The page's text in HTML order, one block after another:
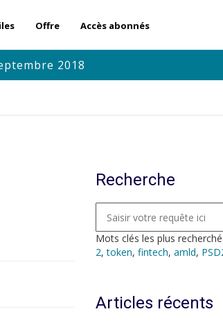
Offre Accès abonnés
2018
Recherche
Mots clés les plus
2,token, fintech, amld,
Articles récents